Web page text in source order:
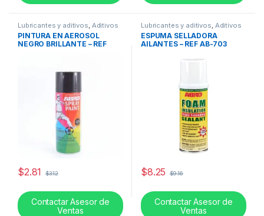
Lubricantes y aditivos Aditivos
PINTURA EN AEROSOL
NEGRO BRILLANTE – REF
$2.81 $3.12
Contactar Asesor de
Ventas
Lubricantes y aditivos Aditivos
ESPUMA SELLADORA
AILANTES – REF AB-703
$8.25 $9.16
Contactar Asesor de
Ventas